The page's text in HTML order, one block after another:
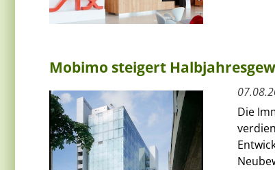
Mobimo steigert
Die